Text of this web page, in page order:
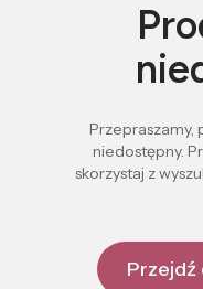
Przepraszamy,
niedostępny.
skorzystaj z
Przejdź